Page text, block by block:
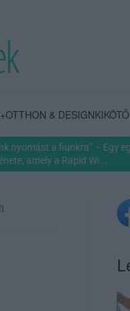
OTTHON & DESIGNKIKÖTŐ
nyomást a fiunkra” – Egy
amely a Rapid Wi...